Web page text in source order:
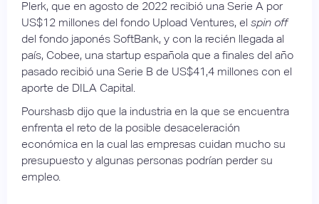
Plerk, que en agosto de 2022 recibió una Serie A por
US$12 millones del fondo Upload Ventures, el spin off
del fondo japonés SoftBank, y con la recién llegada al
país, Cobee, una startup española que a finales del año
pasado recibió una Serie B de US$41,4 millones con el
aporte de DILA Capital.
Pourshasb dijo que la industria en la que se encuentra
enfrenta el reto de la posible desaceleración
económica en la cual las empresas cuidan mucho su
presupuesto y algunas personas podrían perder su
empleo.